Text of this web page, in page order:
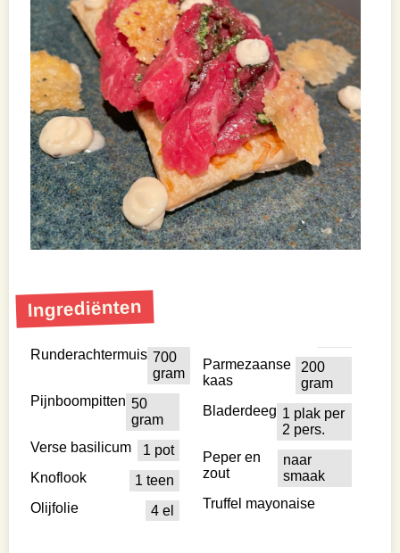
Ingrediënten
Runderachtermuis 700
gram
Pijnboompitten 50
gram
Verse basilicum
1 pot
Knoflook
1 teen
Olijfolie
4 el
Parmezaanse
kaas
200
gram
Bladerdeeg 1 plak per
2 pers.
Peper en
zout
naar
smaak
Truffel mayonaise